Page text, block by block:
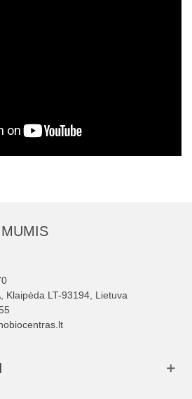
Klaipėda LT-93194, Lietuva